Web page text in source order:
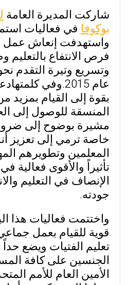
شاركت المديرة العامة
بوكوفا في فعاليات
واستهدفت إنعاش عمل
فرص الانتفاع
وتسريع وتيرة التقدم
عام 2015.وفي
بقوة إلى القيام بمزيد
المنسقة للوصول إلى
مشيرة بوضوح إلى
خاصة ترمي إلى تعزيز
المعلمين وتطويرهم
تأثيراً والأقوى فعالية
الإنصاف في التعليم
جودته.
واختتمت فعاليات هذا
قوية للقيام بعمل
تعليم الفتيات ويضع
الجنسين على كافة
الأمين العام للأمم